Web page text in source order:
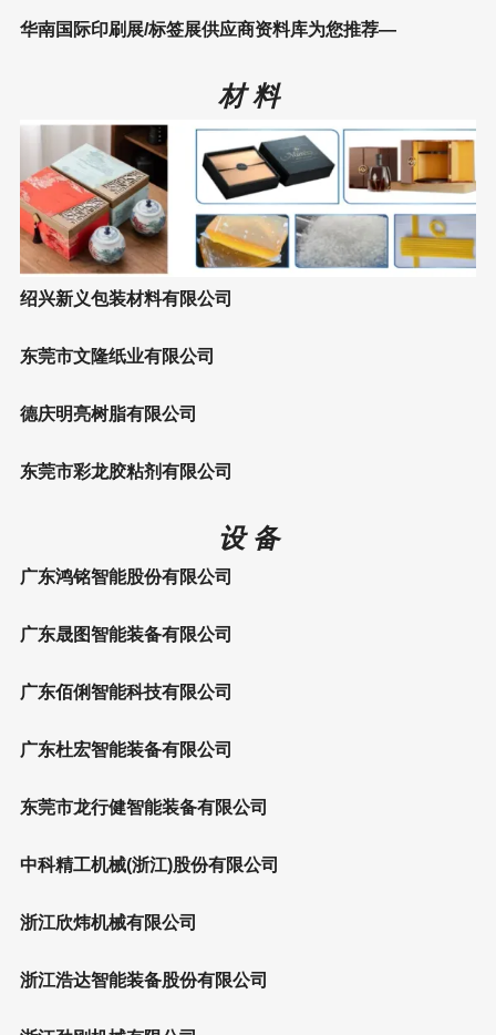
华南国际印刷展/标签展供应商资料库为您推荐—
材 料
绍兴新义包装材料有限公司
东莞市文隆纸业有限公司
德庆明亮树脂有限公司
东莞市彩龙胶粘剂有限公司
设 备
广东鸿铭智能股份有限公司
广东晟图智能装备有限公司
广东佰俐智能科技有限公司
广东杜宏智能装备有限公司
东莞市龙行健智能装备有限公司
中科精工机械(浙江)股份有限公司
浙江欣炜机械有限公司
浙江浩达智能装备股份有限公司